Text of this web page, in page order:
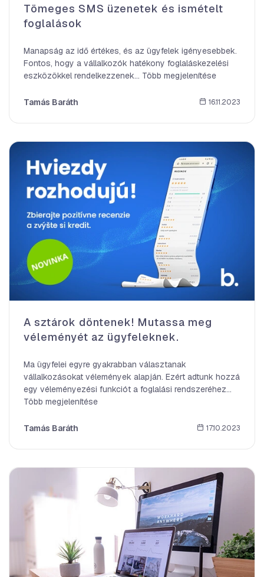
Tömeges SMS üzenetek és ismételt
foglalások
Manapság az idő értékes, és az ügyfelek igényesebbek.
Fontos, hogy a vállalkozók hatékony foglaláskezelési
eszközökkel rendelkezzenek... Több megjelenítése
Tamás Baráth 16.11.2023
A sztárok döntenek! Mutassa meg
véleményét az ügyfeleknek.
Ma ügyfelei egyre gyakrabban választanak
vállalkozásokat vélemények alapján. Ezért adtunk hozzá
egy véleményezési funkciót a foglalási rendszeréhez...
Több megjelenítése
Tamás Baráth 17.10.2023